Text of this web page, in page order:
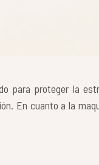
para proteger la
En cuanto a la